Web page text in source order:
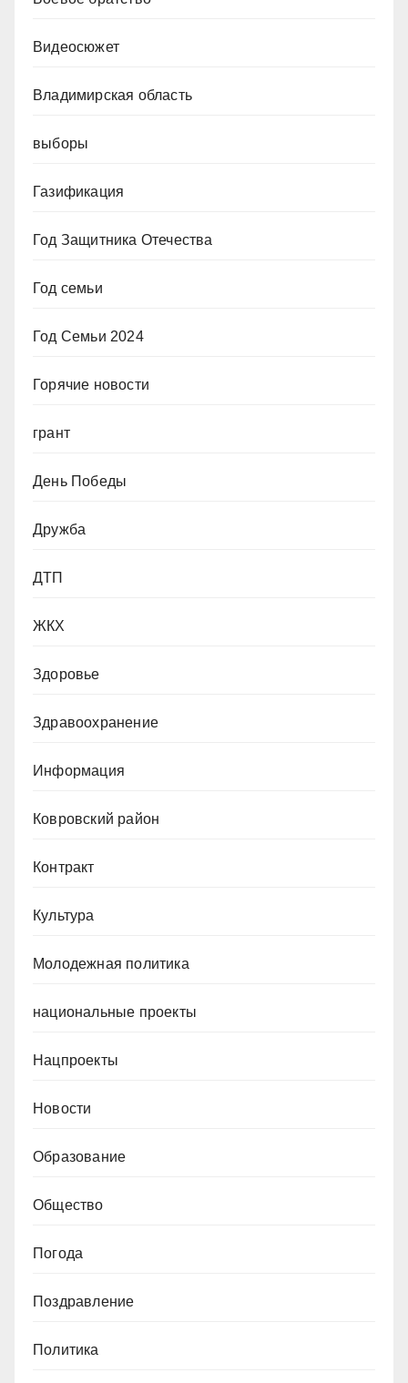
Видеосюжет
Владимирская область
выборы
Газификация
Год Защитника Отечества
Год семьи
Год Семьи 2024
Горячие новости
грант
День Победы
Дружба
ДТП
ЖКХ
Здоровье
Здравоохранение
Информация
Ковровский район
Контракт
Культура
Молодежная политика
национальные проекты
Нацпроекты
Новости
Образование
Общество
Погода
Поздравление
Политика